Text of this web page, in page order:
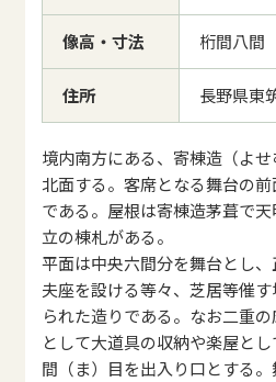
像高・寸法 桁間八
住所 長野県東
境内南方にある、寄棟造（よ
北面する。客席となる舞台の
である。屋根は寄棟造茅葺で
立の棟札がある。
平面は中央六間分を舞台とし
夫座を設ける等々、芝居等催
られた造りである。なお二重の
として大道具の収納や楽屋と
間（ま）目を出入り口とする